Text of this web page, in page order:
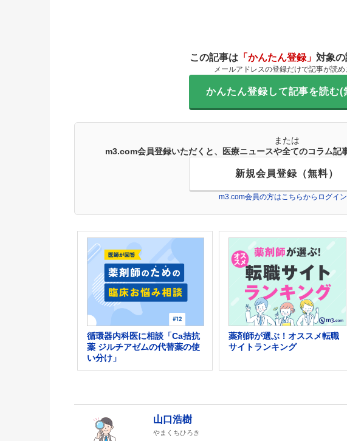
この記事は 「かんたん登録」 対象
メールアドレスの登録だけで記事が読め
かんたん登録して記事を読む(
または
m3.com会員登録いただくと、医療ニュースや全てのコラム記
新規会員登録（無料）
m3.com会員の方はこちらからログイン
循環器内科医に相談「Ca拮抗
薬 ジルチアゼムの代替薬の使
い分け」
薬剤師が選ぶ！オススメ転職
サイトランキング
山口浩樹
やまくちひろき